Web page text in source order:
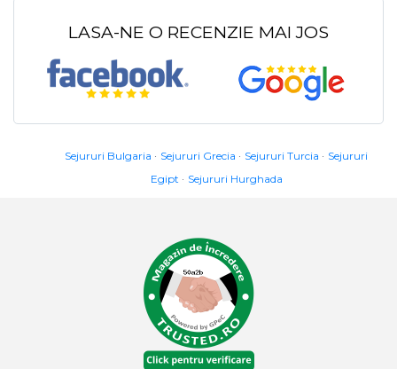
LASA-NE O RECENZIE MAI JOS
Sejururi Bulgaria Sejururi Grecia Sejururi Turcia
Sejururi
Egipt
Sejururi Hurghada